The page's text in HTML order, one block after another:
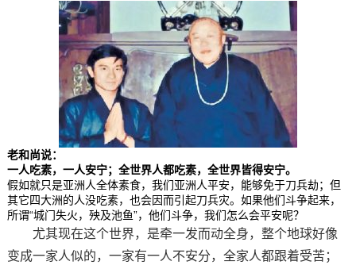
老和尚说：
一人吃素，一人安宁；全世界人都吃素，全世界皆得安宁。
假如就只是亚洲人全体素食，我们亚洲人平安，能够免于刀兵劫；但
其它四大洲的人没吃素，也会因而引起刀兵灾。如果他们斗争起来，
所谓“城门失火，殃及池鱼”，他们斗争，我们怎么会平安呢？
尤其现在这个世界，是牵一发而动全身，整个地球好像
变成一家人似的，一家有一人不安分，全家人都跟着受苦；